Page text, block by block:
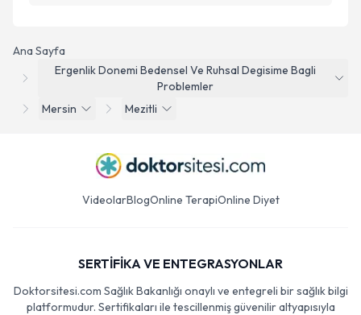
Ana Sayfa
Ergenlik Donemi Bedensel Ve Ruhsal Degisime Bagli
Problemler
Mersin
Mezitli
VideolarBlogOnline TerapiOnline Diyet
SERTİFİKA VE ENTEGRASYONLAR
Doktorsitesi.com Sağlık Bakanlığı onaylı ve entegreli bir sağlık bilgi
platformudur. Sertifikaları ile tescillenmiş güvenilir altyapısıyla